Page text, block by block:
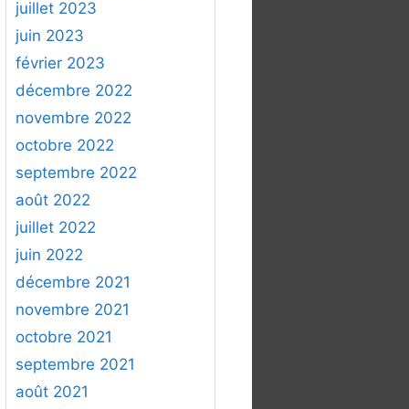
juillet 2023
juin 2023
février 2023
décembre 2022
novembre 2022
octobre 2022
septembre 2022
août 2022
juillet 2022
juin 2022
décembre 2021
novembre 2021
octobre 2021
septembre 2021
août 2021